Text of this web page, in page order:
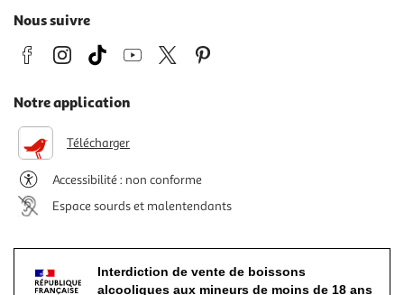
Nous suivre
Notre application
Télécharger
Accessibilité : non conforme
Espace sourds et malentendants
Interdiction de vente de boissons
alcooliques aux mineurs de moins de 18 ans